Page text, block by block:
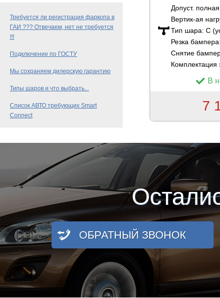
Требуется ли регистрация фаркопа в
ГАИ ??? Отвечаем, нет не требуется
!!!
Подключение по ГОСТУ
Мы сохраняем дилерскую гарантию
Типы шаров и что выбрать...
Список АВТО требующих Smart
Connect
Допуст.
Вертик-ая
Тип шара: C
Резка
Снятие
Комплектация
В
7
ОБРАТНЫЙ ЗВОНОК